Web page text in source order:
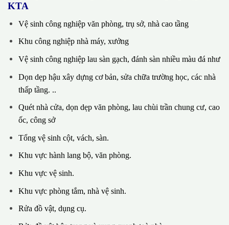
KTA
Vệ sinh công nghiệp văn phòng, trụ sở, nhà cao tầng
Khu công nghiệp nhà máy, xưởng
Vệ sinh công nghiệp lau sàn gạch, đánh sàn nhiều màu đá như
Dọn dẹp hậu xây dựng cơ bản, sửa chữa trường học, các nhà
thấp tầng. ..
Quét nhà cửa, dọn dẹp văn phòng, lau chùi trần chung cư, cao
ốc, công sở
Tổng vệ sinh cột, vách, sàn.
Khu vực hành lang bộ, văn phòng.
Khu vực vệ sinh.
Khu vực phòng tắm, nhà vệ sinh.
Rửa đồ vật, dụng cụ.